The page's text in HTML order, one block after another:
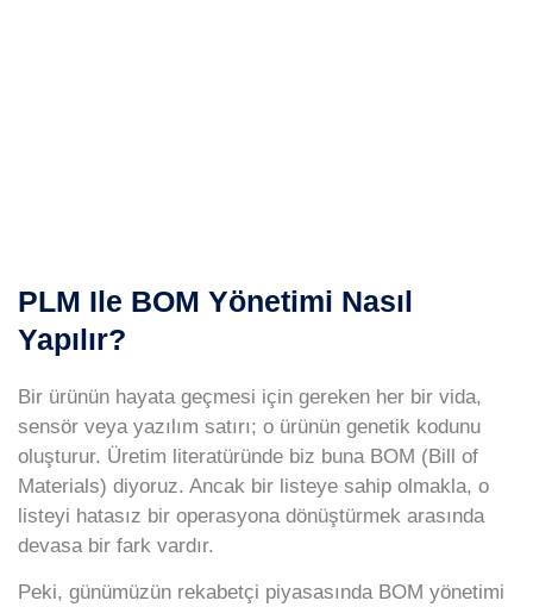
PLM Ile BOM Yönetimi Nasıl
Yapılır?
Bir ürünün hayata geçmesi için gereken her bir vida,
sensör veya yazılım satırı; o ürünün genetik kodunu
oluşturur. Üretim literatüründe biz buna BOM (Bill of
Materials) diyoruz. Ancak bir listeye sahip olmakla, o
listeyi hatasız bir operasyona dönüştürmek arasında
devasa bir fark vardır.
Peki, günümüzün rekabetçi piyasasında BOM yönetimi